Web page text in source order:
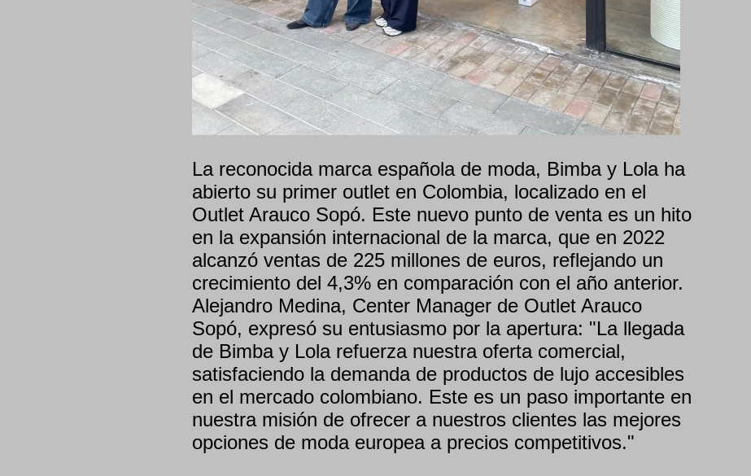
La reconocida marca española de moda, Bimba y Lola ha
abierto su primer outlet en Colombia, localizado en el
Outlet Arauco Sopó. Este nuevo punto de venta es un hito
en la expansión internacional de la marca, que en 2022
alcanzó ventas de 225 millones de euros, reflejando un
crecimiento del 4,3% en comparación con el año anterior.
Alejandro Medina, Center Manager de Outlet Arauco
Sopó, expresó su entusiasmo por la apertura: "La llegada
de Bimba y Lola refuerza nuestra oferta comercial,
satisfaciendo la demanda de productos de lujo accesibles
en el mercado colombiano. Este es un paso importante en
nuestra misión de ofrecer a nuestros clientes las mejores
opciones de moda europea a precios competitivos."